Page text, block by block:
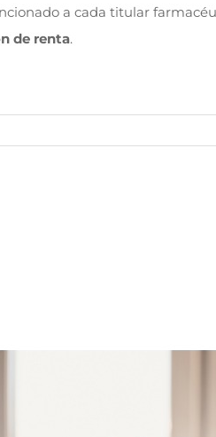
a cada titular
de renta.